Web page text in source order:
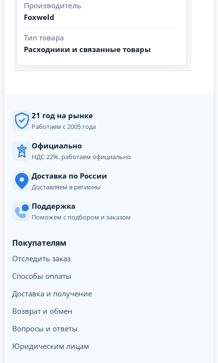
Производитель
Foxweld
Тип товара
Расходники и связанные товары
21 год на рынке
Работаем с 2005 года
Официально
НДС 22%, работаем официально
Доставка по России
Доставляем в регионы
Поддержка
Поможем с подбором и заказом
Покупателям
Отследить заказ
Способы оплаты
Доставка и получение
Возврат и обмен
Вопросы и ответы
Юридическим лицам